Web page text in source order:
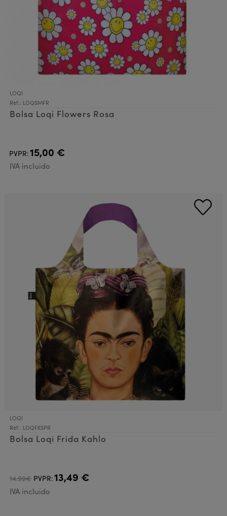
LOQI
Ref.: LOQSMFR
Bolsa Loqi Flowers Rosa
PVPR:15,00 €
IVA incluido
LOQI
Ref.: LOQFKSPR
Bolsa Loqi Frida Kahlo
14.99€ PVPR:13,49 €
IVA incluido